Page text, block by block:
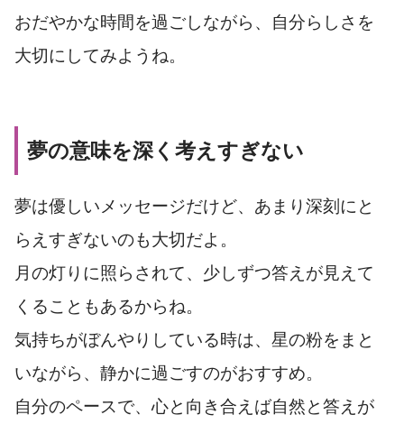
おだやかな時間を過ごしながら、自分らしさを
大切にしてみようね。
夢の意味を深く考えすぎない
夢は優しいメッセージだけど、あまり深刻にと
らえすぎないのも大切だよ。
月の灯りに照らされて、少しずつ答えが見えて
くることもあるからね。
気持ちがぼんやりしている時は、星の粉をまと
いながら、静かに過ごすのがおすすめ。
自分のペースで、心と向き合えば自然と答えが